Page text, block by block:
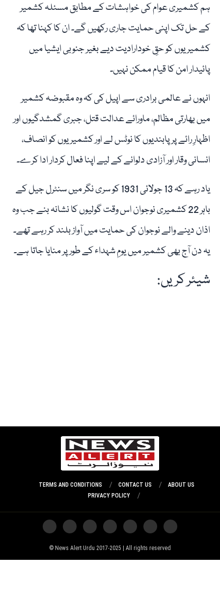
ہم کشمیری عوام کی خواہشات کے مطابق مسئلہ کشمیر
کے حل تک اپنی حمایت جاری رکھیں گے۔ ان کا کہنا تھا کہ
کشمیریوں کو حقِ خودارادیت دیے بغیر جنوبی ایشیا میں
پائیدار امن کا قیام ممکن نہیں۔
انہوں نے عالمی برادری سے اپیل کی کہ وہ مقبوضہ کشمیر
میں بھارتی مظالم، ماورائے عدالت قتل، جبری گمشدگیوں اور
اظہارِ رائے پر پابندیوں کا نوٹس لے اور کشمیریوں کو انصاف،
انسانی وقار اور آزادی دلوانے کے لیے اپنا فعال کردار ادا کرے۔
یاد رہے کہ 13 جولائی 1931 کو سری نگر میں سنٹرل جیل کے
باہر 22 کشمیری نوجوان اس وقت گولیوں کا نشانہ بنے جب وہ
اذان دینے والے نوجوان کی حمایت میں آواز بلند کر رہے تھے۔
یہ دن آج بھی کشمیر میں یومِ شہداء کے طور پر منایا جاتا ہے۔
شیئر کریں:
ABOUT US
CONTACT US
TERMS AND CONDITIONS
PRIVACY POLICY
News Alert Urdu 2017-2025 | All rights reserved ©